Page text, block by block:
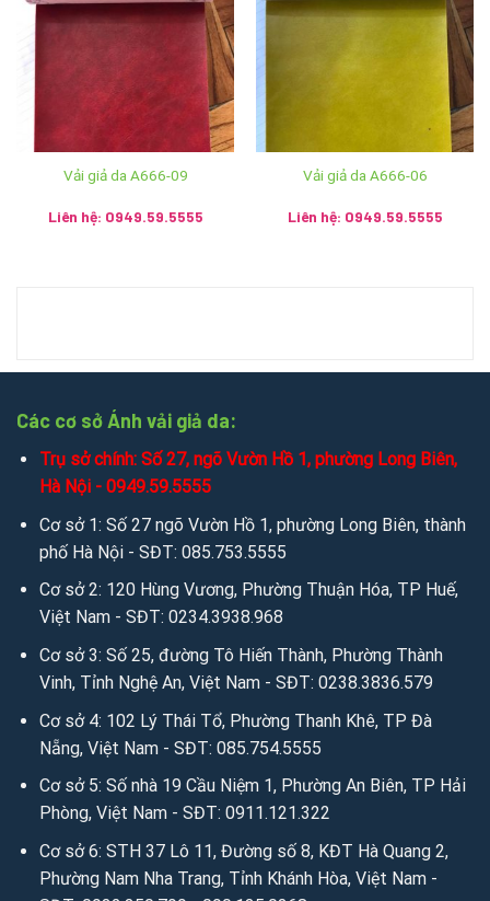
Cơ sở 4: 102 Lý Thái Tổ, Đà Nẵng – SĐT: 085.754.5555
Cơ sở 5: Số nhà 19 Cầu Niệm 1 – P.Nghĩa Xá – Q.Lê Chân
– Hải Phòng – SĐT: 0911.121.322
Cơ sở 6: 11 Phương Câu – Phường Vạn Thạnh – Thành
phố Nha Trang – Khánh Hòa – SĐT: 0932.350.799 –
Chat mesenger:messenger.com/t/salevip1102
Facebook:
Youtube:youtube.com/@anhvaigiada
Website:https://anhvaigiada.vn/https://anhvaigiada.com.
/ anhvaigiada.com/anhvaigiada.net
hsimili.vn/ anhsimili.com.vn/sofaanh.vn
Email:sales.anhvaigiada@gmail.com/ngochanjsc2016@g
Nguồn: Ánh vải giả da
Người đăng: Mr Kim Cương
Vải giả da A666-09
Liên hệ: 0949.59.5555
Vải giả da A666-06
Liên hệ: 0949.59.5555
Các cơ sở Ánh vải giả da:
Trụ sở chính: Số 27, ngõ Vườn Hồ 1, phường Long Biên,
Hà Nội - 0949.59.5555
Cơ sở 1: Số 27 ngõ Vườn Hồ 1, phường Long Biên, thành
phố Hà Nội - SĐT: 085.753.5555
Cơ sở 2: 120 Hùng Vương, Phường Thuận Hóa, TP Huế,
Việt Nam - SĐT: 0234.3938.968
Cơ sở 3: Số 25, đường Tô Hiến Thành, Phường Thành
Vinh, Tỉnh Nghệ An, Việt Nam - SĐT: 0238.3836.579
Cơ sở 4: 102 Lý Thái Tổ, Phường Thanh Khê, TP Đà
Nẵng, Việt Nam - SĐT: 085.754.5555
Cơ sở 5: Số nhà 19 Cầu Niệm 1, Phường An Biên, TP Hải
Phòng, Việt Nam - SĐT: 0911.121.322
Cơ sở 6: STH 37 Lô 11, Đường số 8, KĐT Hà Quang 2,
Phường Nam Nha Trang, Tỉnh Khánh Hòa, Việt Nam -